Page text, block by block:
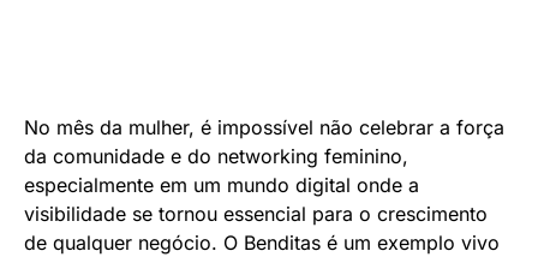
No mês da mulher, é impossível não celebrar a força
da comunidade e do networking feminino,
especialmente em um mundo digital onde a
visibilidade se tornou essencial para o crescimento
de qualquer negócio. O Benditas é um exemplo vivo